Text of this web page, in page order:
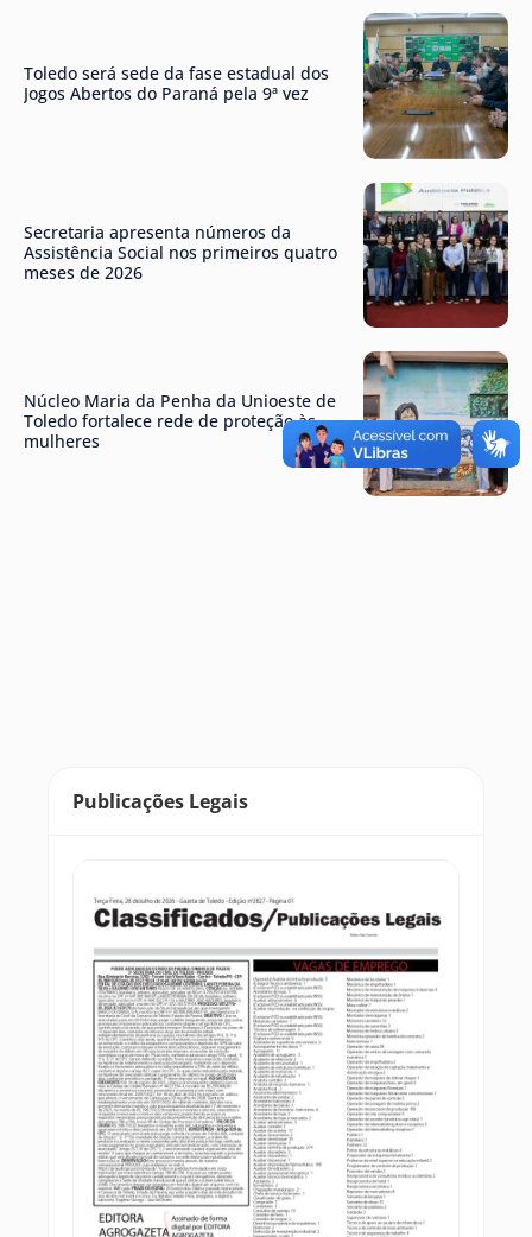
Toledo será sede da fase estadual dos
Jogos Abertos do Paraná pela 9ª vez
Secretaria apresenta números da
Assistência Social nos primeiros quatro
meses de 2026
Núcleo Maria da Penha da Unioeste de
Toledo fortalece rede de proteção às
mulheres
Publicações Legais